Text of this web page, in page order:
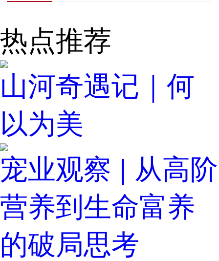
热点推荐
山河奇遇记｜何
以为美
宠业观察 | 从高阶
营养到生命富养
的破局思考